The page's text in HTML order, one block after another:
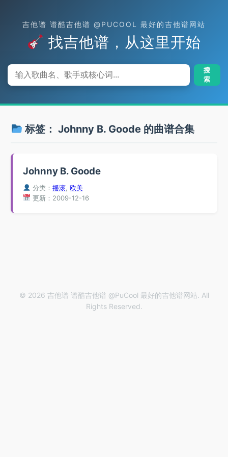
吉他谱 谱酷吉他谱 @PUCOOL 最好的吉他谱网站
找吉他谱，从这里开始
搜
索
标签： Johnny B. Goode的曲谱合集
Johnny B. Goode
分类：摇滚 ,欧美
更新：2009-12-16
© 2026 吉他谱 谱酷吉他谱 @PuCool 最好的吉他谱网站. All
Rights Reserved.